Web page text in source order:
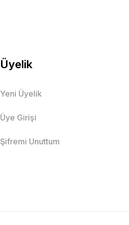
Üyelik
Yeni Üyelik
Üye Girişi
Şifremi Unuttum